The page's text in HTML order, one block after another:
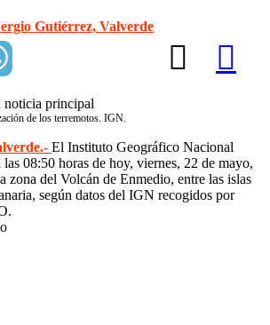
Gutiérrez, Valverde
de los terremotos. IGN.
El Instituto Geográfico Nacional
08:50 horas de hoy, viernes, 22 de mayo,
zona del Volcán de Enmedio, entre las islas
según datos del IGN recogidos por